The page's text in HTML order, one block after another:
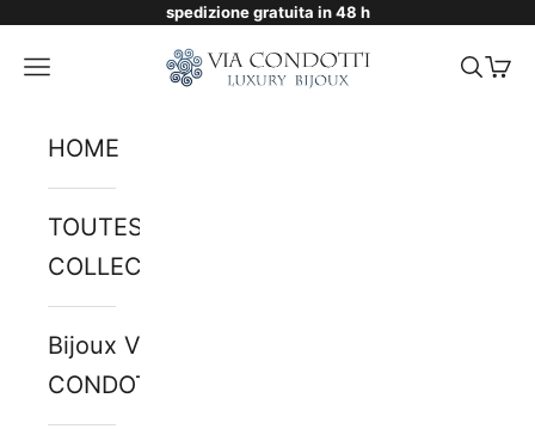
Passer au contenuspedizione gratuita in 48 h
Via Condotti Store
Menu
HOME
TOUTES LES
COLLECTIONS
Bijoux VIA
CONDOTTI